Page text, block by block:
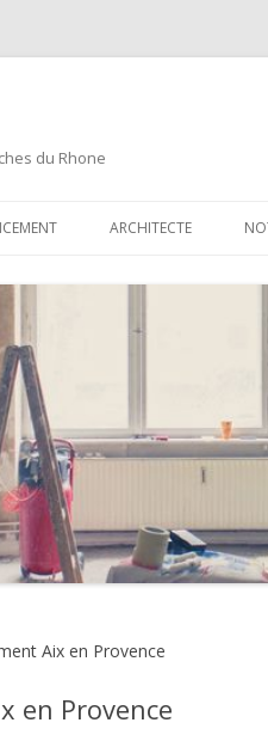
du Rhone
ARCHITECTE
Aix en Provence
en Provence